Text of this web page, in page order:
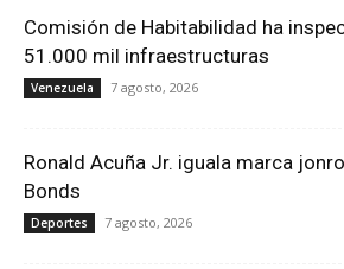
Comisión de Habitabilidad ha
51.000 mil infraestructuras
Venezuela 7 agosto, 2026
Ronald Acuña Jr. iguala marca
Bonds
Deportes 7 agosto, 2026